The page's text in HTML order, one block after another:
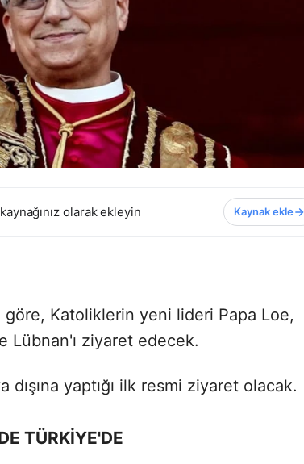
olarak ekleyin Kaynak ekle
göre, Katoliklerin yeni lideri Papa Loe,
Lübnan'ı ziyaret edecek.
dışına yaptığı ilk resmi ziyaret olacak.
TÜRKİYE'DE